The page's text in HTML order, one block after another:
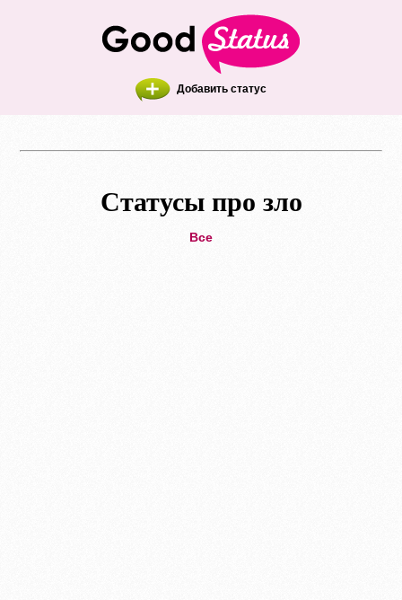
Добавить статус
Статусы про зло
Все